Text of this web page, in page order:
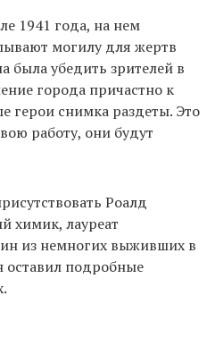
1941 года, на нем
могилу для жертв
была убедить зрителей в
города причастно к
герои снимка раздеты. Это
работу, они будут
Роалд
химик, лауреат
из немногих выживших в
оставил подробные